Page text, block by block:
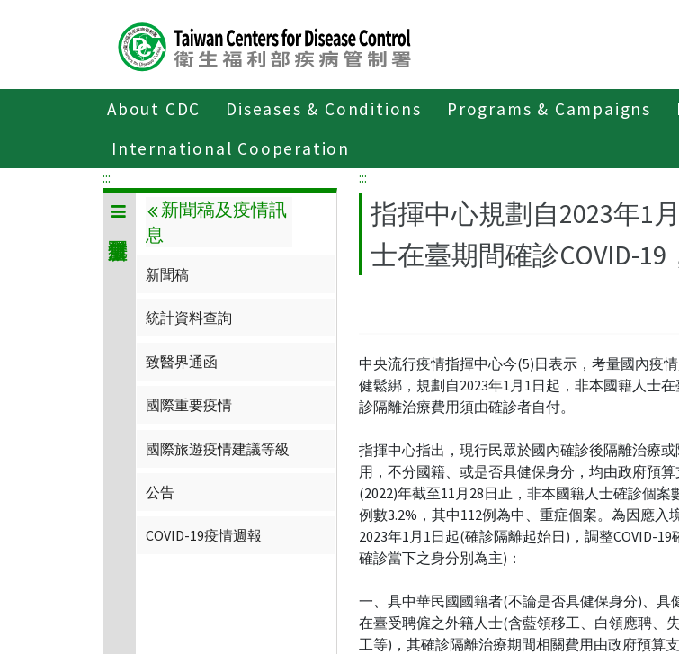
About CDC Diseases & Conditions Programs & Campaigns
International Cooperation
傳染病與防疫專題
:::
新聞稿及疫情訊
息
新聞稿
統計資料查詢
致醫界通函
國際重要疫情
國際旅遊疫情建議等級
公告
COVID-19疫情週報
:::
指揮中心規劃自2023年1
士在臺期間確診COVID-
中央流行疫情指揮中心今(5)日表示，考量國內疫
健鬆綁，規劃自2023年1月1日起，非本國籍人士
診隔離治療費用須由確診者自付。
指揮中心指出，現行民眾於國內確診後隔離治療
用，不分國籍、或是否具健保身分，均由政府預
(2022)年截至11月28日止，非本國籍人士確診個案
例數3.2%，其中112例為中、重症個案。為因應入
2023年1月1日起(確診隔離起始日)，調整COVID-
確診當下之身分別為主)：
一、具中華民國國籍者(不論是否具健保身分)、具
在臺受聘僱之外籍人士(含藍領移工、白領應聘、
工等)，其確診隔離治療期間相關費用由政府預算支